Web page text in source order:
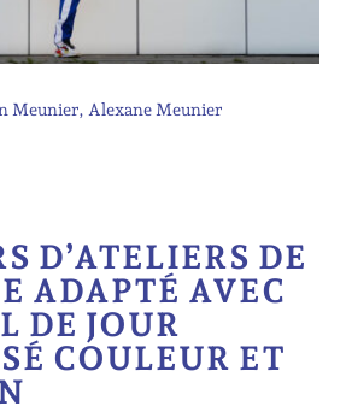
Meunier Alexane Meunier
D’ATELIERS DE
ADAPTÉ AVEC
DE JOUR
COULEUR ET